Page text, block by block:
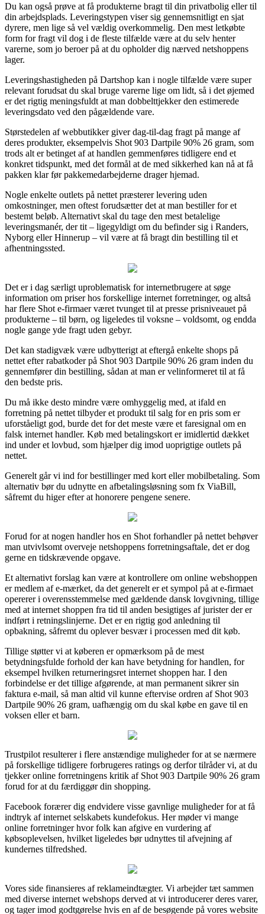
Du kan også prøve at få produkterne bragt til din privatbolig eller til
din arbejdsplads. Leveringstypen viser sig gennemsnitligt en sjat
dyrere, men lige så vel vældig overkommelig. Den mest letkøbte
form for fragt vil dog i de fleste tilfælde være at du selv henter
varerne, som jo beroer på at du opholder dig nærved netshoppens
lager.
Leveringshastigheden på Dartshop kan i nogle tilfælde være super
relevant forudsat du skal bruge varerne lige om lidt, så i det øjemed
er det rigtig meningsfuldt at man dobbelttjekker den estimerede
leveringsdato ved den pågældende vare.
Størstedelen af webbutikker giver dag-til-dag fragt på mange af
deres produkter, eksempelvis Shot 903 Dartpile 90% 26 gram, som
trods alt er betinget af at handlen gemmenføres tidligere end et
konkret tidspunkt, med det formål at de med sikkerhed kan nå at få
pakken klar før pakkemedarbejderne drager hjemad.
Nogle enkelte outlets på nettet præsterer levering uden
omkostninger, men oftest forudsætter det at man bestiller for et
bestemt beløb. Alternativt skal du tage den mest betalelige
leveringsmanér, der tit – ligegyldigt om du befinder sig i Randers,
Nyborg eller Hinnerup – vil være at få bragt din bestilling til et
afhentningssted.
Det er i dag særligt uproblematisk for internetbrugere at søge
information om priser hos forskellige internet forretninger, og altså
har flere Shot e-firmaer været tvunget til at presse prisniveauet på
produkterne – til børn, og ligeledes til voksne – voldsomt, og endda
nogle gange yde fragt uden gebyr.
Det kan stadigvæk være udbytterigt at eftergå enkelte shops på
nettet efter rabatkoder på Shot 903 Dartpile 90% 26 gram inden du
gennemfører din bestilling, sådan at man er velinformeret til at få
den bedste pris.
Du må ikke desto mindre være omhyggelig med, at ifald en
forretning på nettet tilbyder et produkt til salg for en pris som er
uforståeligt god, burde det for det meste være et faresignal om en
falsk internet handler. Køb med betalingskort er imidlertid dækket
ind under et lovbud, som hjælper dig imod uoprigtige outlets på
nettet.
Generelt går vi ind for bestillinger med kort eller mobilbetaling. Som
alternativ bør du udnytte en afbetalingsløsning som fx ViaBill,
såfremt du higer efter at honorere pengene senere.
Forud for at nogen handler hos en Shot forhandler på nettet behøver
man utvivlsomt overveje netshoppens forretningsaftale, det er dog
gerne en tidskrævende opgave.
Et alternativt forslag kan være at kontrollere om online webshoppen
er medlem af e-mærket, da det generelt er et sympol på at e-firmaet
opererer i overensstemmelse med gældende dansk lovgivning, tillige
med at internet shoppen fra tid til anden besigtiges af jurister der er
indført i retningslinjerne. Det er en rigtig god anledning til
opbakning, såfremt du oplever besvær i processen med dit køb.
Tillige støtter vi at køberen er opmærksom på de mest
betydningsfulde forhold der kan have betydning for handlen, for
eksempel hvilken returneringsret internet shoppen har. I den
forbindelse er det tillige afgørende, at man permanent sikrer sin
faktura e-mail, så man altid vil kunne eftervise ordren af Shot 903
Dartpile 90% 26 gram, uafhængig om du skal købe en gave til en
voksen eller et barn.
Trustpilot resulterer i flere anstændige muligheder for at se nærmere
på forskellige tidligere forbrugeres ratings og derfor tilråder vi, at du
tjekker online forretningens kritik af Shot 903 Dartpile 90% 26 gram
forud for at du færdiggør din shopping.
Facebook forærer dig endvidere visse gavnlige muligheder for at få
indtryk af internet selskabets kundefokus. Her møder vi mange
online forretninger hvor folk kan afgive en vurdering af
købsoplevelsen, hvilket ligeledes bør udnyttes til afvejning af
kundernes tilfredshed.
Vores side finansieres af reklameindtægter. Vi arbejder tæt sammen
med diverse internet webshops derved at vi introducerer deres varer,
og tager imod godtgørelse hvis en af de besøgende på vores website